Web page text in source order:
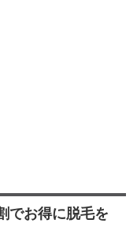
でお得に脱毛を